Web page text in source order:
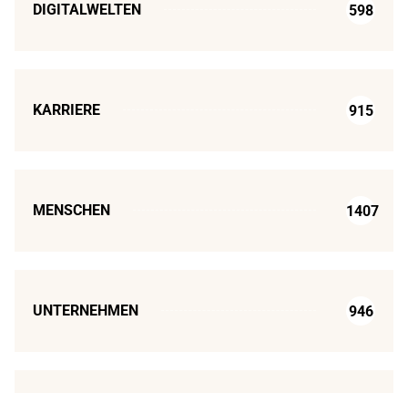
DIGITALWELTEN 598
KARRIERE 915
MENSCHEN 1407
UNTERNEHMEN 946